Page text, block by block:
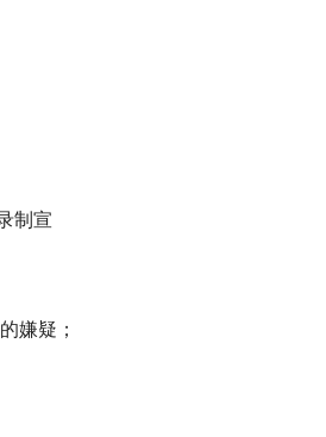
制宣
嫌疑；